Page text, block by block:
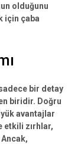
olduğunu
için çaba
bir detay
biridir. Doğru
avantajlar
etkili zırhlar,
Ancak,